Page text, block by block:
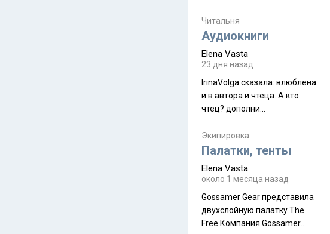
краешек, но все же схватила
ауру штата, как-то он меня
природа, мягкие
такая как бы переходная
ступень между привычной
нам Индией и остальными
надеюсь увидеть.
Читальня
Аудиокниги
Elena Vasta
23 дня назад
IrinaVolga сказалa: влюблена
и в автора и чтеца. А кто
чтец? дополни
Экипировка
Палатки, тенты
Elena Vasta
около 1 месяца назад
Gossamer Gear представила
двухслойную палатку The
Free Компания Gossamer